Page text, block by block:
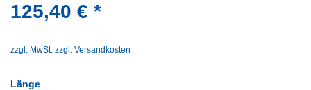
125,40 € *
zzgl. MwSt. zzgl. Versandkosten
Länge